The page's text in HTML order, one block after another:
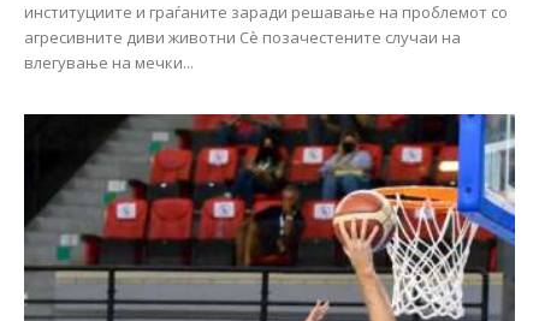
институциите и граѓаните заради решавање на проблемот со
агресивните диви животни Сѐ позачестените случаи на
влегување на мечки...